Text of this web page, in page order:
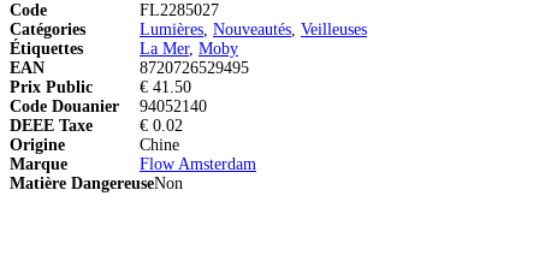
Code
FL2285027
Catégories
Lumières, Nouveautés, Veilleuses
Étiquettes
La Mer, Moby
EAN
8720726529495
Prix Public
€ 41.50
Code Douanier
94052140
DEEE Taxe
€ 0.02
Origine
Chine
Marque
Flow Amsterdam
Matière DangereuseNon